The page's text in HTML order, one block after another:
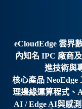
eCloudEdge 雲界
內知名 IPC 廠商
進技術與
核心產品 NeoEdge
理邊緣運算程式、
AI / Edge AI與感測